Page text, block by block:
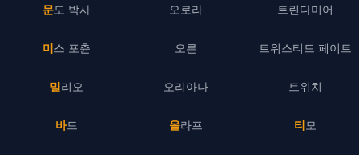
문도 박사
미스 포츈
밀리오
바드
오로라
오른
오리아나
올라프
트린다미어
트위스티드 페이트
트위치
티모